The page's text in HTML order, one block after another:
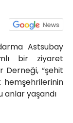
Astsubay
bir ziyaret
Derneği, “şehit
anlar yaşandı
Mahallesi
No:17/4 İzmit-